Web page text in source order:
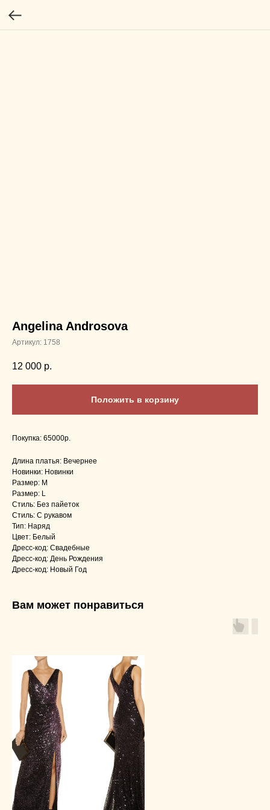
Angelina Androsova
Артикул: 1758
12 000 р.
Положить в корзину
Покупка: 65000р.
Длина платья: Вечернее
Новинки: Новинки
Размер: M
Размер: L
Стиль: Без пайеток
Стиль: С рукавом
Тип: Наряд
Цвет: Белый
Дресс-код: Свадебные
Дресс-код: День Рождения
Дресс-код: Новый Год
Вам может понравиться